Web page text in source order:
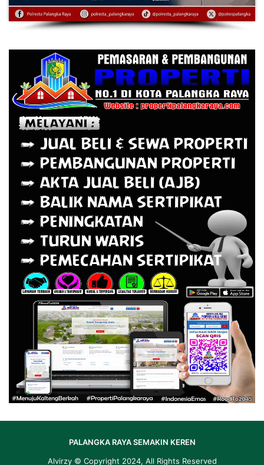
PALANGKA RAYA SEMAKIN KEREN
Alvirzy © Copyright 2024, All Rights Reserved